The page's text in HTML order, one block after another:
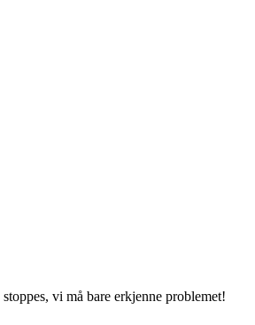
vi må bare erkjenne problemet!